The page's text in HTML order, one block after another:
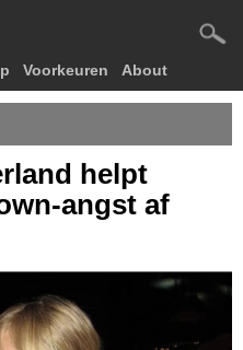
Voorkeuren About
helpt
angst af